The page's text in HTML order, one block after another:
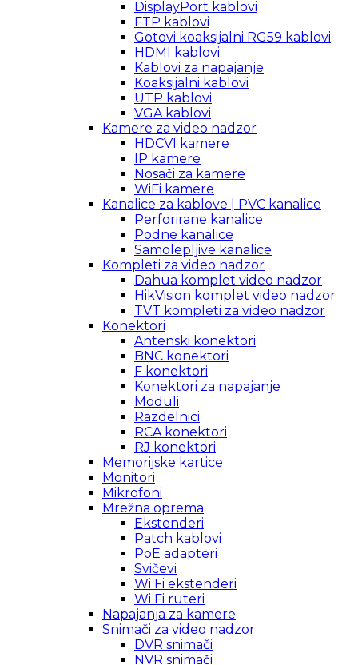
DisplayPort kablovi
FTP kablovi
Gotovi koaksijalni RG59 kablovi
HDMI kablovi
Kablovi za napajanje
Koaksijalni kablovi
UTP kablovi
VGA kablovi
Kamere za video nadzor
HDCVI kamere
IP kamere
Nosači za kamere
WiFi kamere
Kanalice za kablove | PVC kanalice
Perforirane kanalice
Podne kanalice
Samolepljive kanalice
Kompleti za video nadzor
Dahua komplet video nadzor
HikVision komplet video nadzor
TVT kompleti za video nadzor
Konektori
Antenski konektori
BNC konektori
F konektori
Konektori za napajanje
Moduli
Razdelnici
RCA konektori
RJ konektori
Memorijske kartice
Monitori
Mikrofoni
Mrežna oprema
Ekstenderi
Patch kablovi
PoE adapteri
Svičevi
Wi Fi ekstenderi
Wi Fi ruteri
Napajanja za kamere
Snimači za video nadzor
DVR snimači
NVR snimači